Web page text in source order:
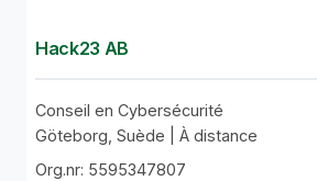
Hack23 AB
Conseil en Cybersécurité
Göteborg, Suède | À distance
Org.nr: 5595347807